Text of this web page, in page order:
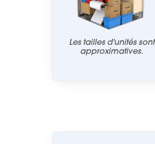
Les tailles d'unités sont
approximatives.